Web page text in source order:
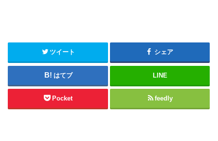
ツイート シェア
はてブ LINE
Pocket feedly